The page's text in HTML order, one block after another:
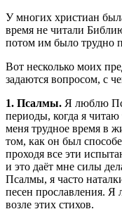
У многих христиан
время не читали
потом им было трудно
Вот несколько моих
задаются вопросом, с
1. Псалмы. Я люблю
периоды, когда я
меня трудное время в
том, как он был
проходя все эти
и это даёт мне силы
Псалмы, я часто
песен прославления.
возле этих стихов.